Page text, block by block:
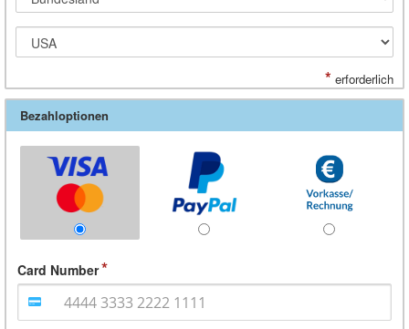
* erforderlich
Bezahloptionen
Card Number